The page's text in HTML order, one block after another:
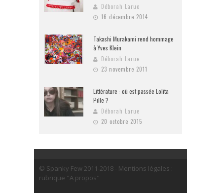
Déborah Larue
16 décembre 2014
Takashi Murakami rend hommage
à Yves Klein
Déborah Larue
23 novembre 2011
Littérature : où est passée Lolita
Pille ?
Déborah Larue
20 octobre 2015
© Spanky Few 2011-2018 - Mentions légales :
rubrique "A propos"